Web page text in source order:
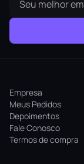
Empresa
Meus Pedidos
Depoimentos
Fale Conosco
Termos de compra